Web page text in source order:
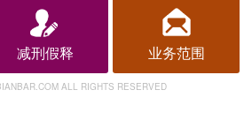
减刑假释 业务范围
ALL RIGHTS RESERVED